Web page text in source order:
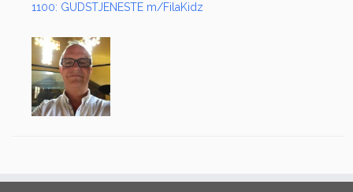
1100: GUDSTJENESTE m/FilaKidz